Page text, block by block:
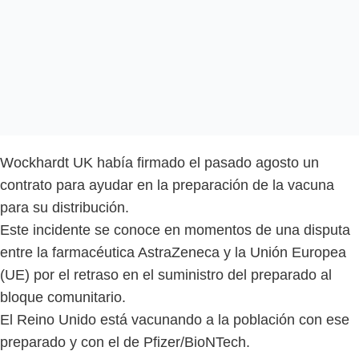
Wockhardt UK había firmado el pasado agosto un
contrato para ayudar en la preparación de la vacuna
para su distribución.
Este incidente se conoce en momentos de una disputa
entre la farmacéutica AstraZeneca y la Unión Europea
(UE) por el retraso en el suministro del preparado al
bloque comunitario.
El Reino Unido está vacunando a la población con ese
preparado y con el de Pfizer/BioNTech.